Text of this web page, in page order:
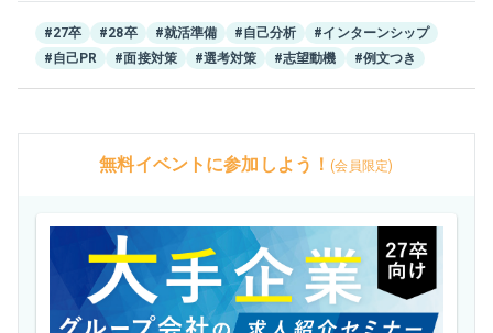
#27卒 #28卒 #就活準備 #自己分析
#インターンシップ
#自己PR
#面接対策 #選考対策 #志望動機 #例文つき
無料イベントに参加しよう！ (会員限定)